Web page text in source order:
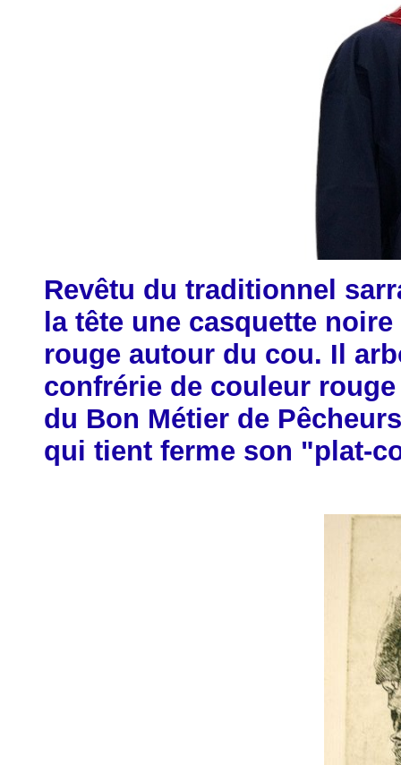
Revêtu du traditionnel
la tête une casquette
rouge autour du cou. Il
confrérie de couleur
du Bon Métier de
qui tient ferme son "plat-